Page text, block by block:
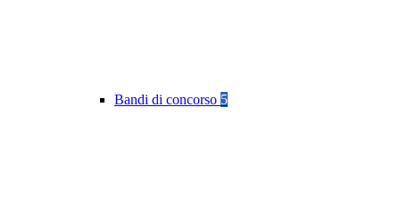
Bandi di concorso 5